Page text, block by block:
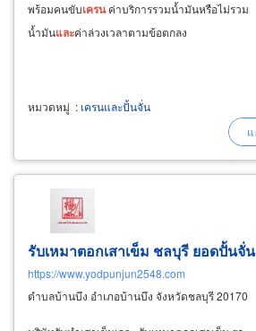
พร้อมคนขับเครนค่าบริการรวมน้ำมันหรือไม่รวม
น้ำมันและค่าล่วงเวลาตามข้อตกลง
หมวดหมู่ : เครนและปั้นจั่น
รับเหมาตอกเสาเข็ม ชลบุรี ยอดปั้นจั่น
https://www.yodpunjun2548.com
ตำบลบ้านบึง อำเภอบ้านบึง จังหวัดชลบุรี 20170